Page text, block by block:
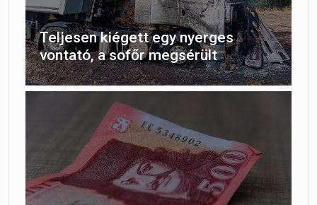
Teljesen kiégett egy nyerges
vontató, a sofőr megsérült